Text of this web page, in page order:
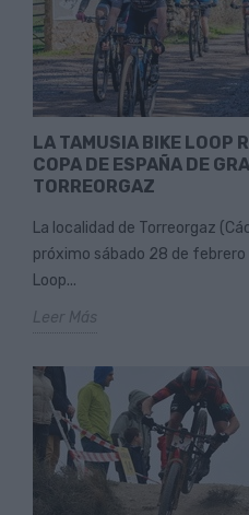
LA TAMUSIA BIKE LOOP
COPA DE ESPAÑA DE
TORREORGAZ
La localidad de Torreorgaz
próximo sábado 28 de
Loop...
Leer Más